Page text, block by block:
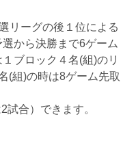
リーグの後１位による
から決勝まで6ゲーム
ブロック４名(組)のリ
(組)の時は8ゲーム先取
合）できます。